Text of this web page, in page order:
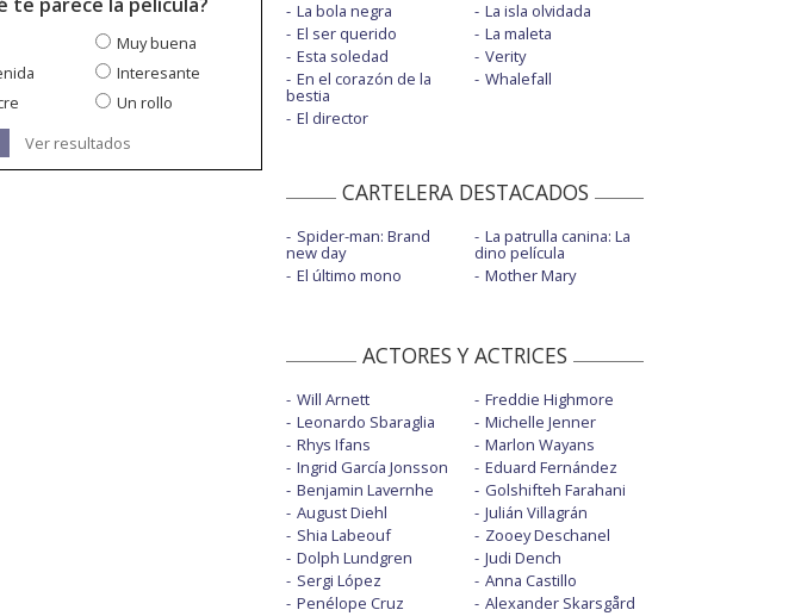
Muy buena
Interesante
Un rollo
Ver resultados
La bola negra
El ser querido
Esta soledad
En el corazón de la
bestia
El director
La isla olvidada
La maleta
Verity
Whalefall
CARTELERA DESTACADOS
Spider-man: Brand
new day
El último mono
La patrulla canina: La
dino película
Mother Mary
ACTORES Y ACTRICES
Will Arnett
Leonardo Sbaraglia
Rhys Ifans
Ingrid García Jonsson
Benjamin Lavernhe
August Diehl
Shia Labeouf
Dolph Lundgren
Sergi López
Penélope Cruz
Freddie Highmore
Michelle Jenner
Marlon Wayans
Eduard Fernández
Golshifteh Farahani
Julián Villagrán
Zooey Deschanel
Judi Dench
Anna Castillo
Alexander Skarsgård